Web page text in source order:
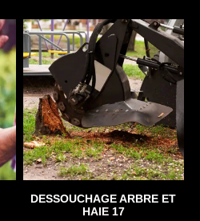
DESSOUCHAGE ARBRE ET
HAIE 17